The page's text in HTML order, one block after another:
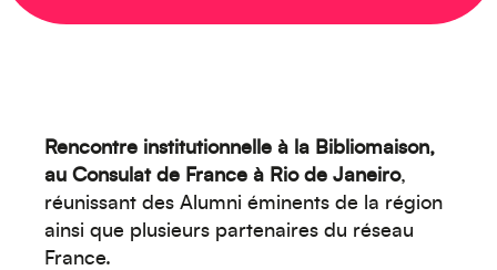
Rencontre institutionnelle à la Bibliomaison,
au Consulat de France à Rio de Janeiro,
réunissant des Alumni éminents de la région
ainsi que plusieurs partenaires du réseau
France.